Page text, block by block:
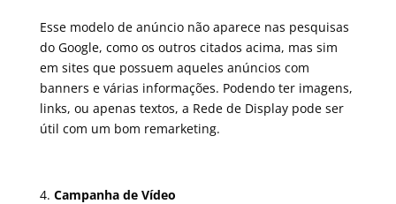
Esse modelo de anúncio não aparece nas pesquisas
do Google, como os outros citados acima, mas sim
em sites que possuem aqueles anúncios com
banners e várias informações. Podendo ter imagens,
links, ou apenas textos, a Rede de Display pode ser
útil com um bom remarketing.
Campanha de Vídeo